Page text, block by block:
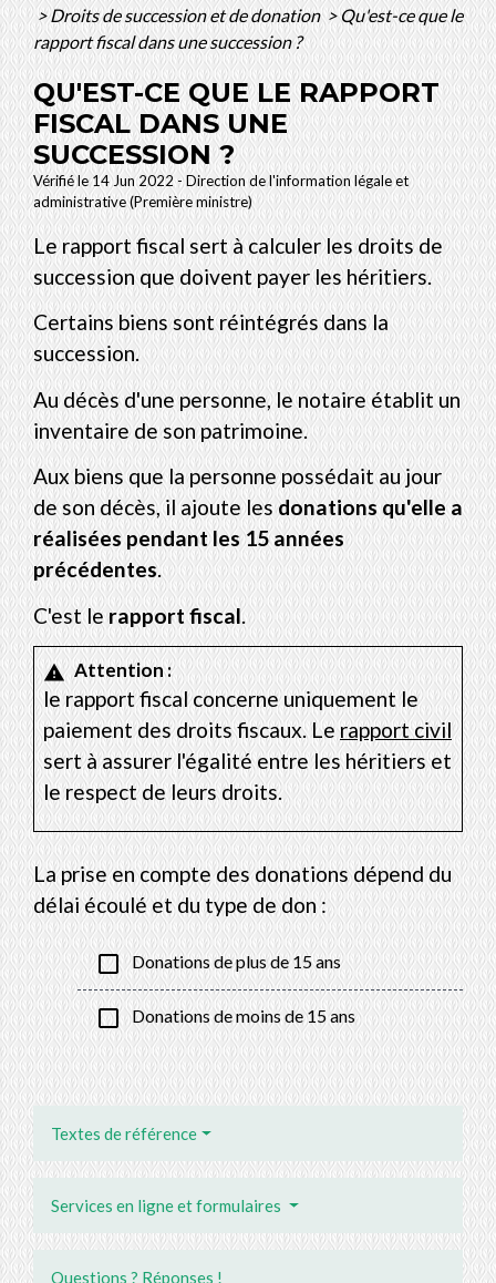
>Droits de succession et de donation >Qu'est-ce que le
rapport fiscal dans une succession ?
QU'EST-CE QUE LE RAPPORT
FISCAL DANS UNE
SUCCESSION ?
Vérifié le 14 Jun 2022 - Direction de l'information légale et
administrative (Première ministre)
Le rapport fiscal sert à calculer les droits de
succession que doivent payer les héritiers.
Certains biens sont réintégrés dans la
succession.
Au décès d'une personne, le notaire établit un
inventaire de son patrimoine.
Aux biens que la personne possédait au jour
de son décès, il ajoute lesdonations qu'elle a
réalisées pendant les 15 années
précédentes.
C'est le rapport fiscal.
warning Attention :
le rapport fiscal concerne uniquement le
paiement des droits fiscaux. Lerapport civil
sert à assurer l'égalité entre les héritiers et
le respect de leurs droits.
La prise en compte des donations dépend du
délai écoulé et du type de don :
check_box_outline_blank Donations de plus de 15 ans
check_box_outline_blank Donations de moins de 15 ans
Textes de référence
Services en ligne et formulaires
Questions ? Réponses !